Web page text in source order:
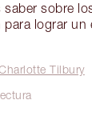
sobre
lograr un
Tilbury